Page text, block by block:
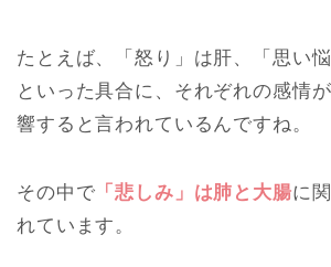
たとえば、「怒り」は肝、「思い悩
といった具合に、それぞれの感情
響すると言われているんですね。
その中で 「悲しみ」は肺と大腸に
れています。